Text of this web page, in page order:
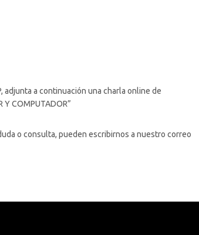
adjunta a continuación una charla online de
Y COMPUTADOR”
o consulta, pueden escribirnos a nuestro correo